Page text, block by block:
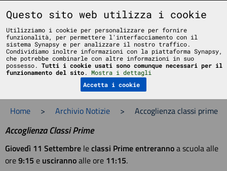
Liceo Scientifico Statale Bruno Touschek - Grottaferrata - Roma
Menu
Home > Archivio Notizie > Accoglienza classi prime
Accoglienza Classi Prime
Giovedì 11 Settembre leclassi Primeentrerannoa scuola alle
ore9:15 e uscirannoalle ore 11:15.
Questo sito web utilizza i cookie
Utilizziamo i cookie per personalizzare per fornire
funzionalità, per permettere l'interfacciamento con il
sistema Synapsy e per analizzare il nostro traffico.
Condividiamo inoltre informazioni con la piattaforma Synapsy,
che potrebbe combinarle con altre informazioni in suo
possesso. Tutti i cookie usati sono comunque necessari per il
funzionamento del sito. Mostra i dettagli
Accetta i cookie